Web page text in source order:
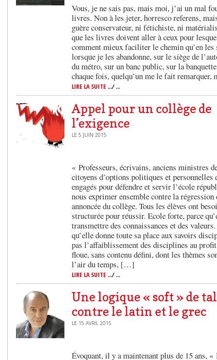
Vous, je ne sais pas, mais moi, j’ai un mal
livres. Non à les jeter, horresco referens,
guère conservateur, ni fétichiste, ni
que les livres doivent aller à ceux pour
comment mieux faciliter le chemin qu’en les
lorsque je les abandonne, sur le siège de
du métro, sur un banc public, sur la
chaque fois, quelqu’un me le fait
LIRE LA SUITE .../ ...
Appel pour un collège de
l’exigence
LE 5 JUIN 2015
« Professeurs, écrivains, anciens ministres
citoyens d’options politiques et personnelles
engagés pour défendre et servir l’école
nous exprimer ensemble contre la régression
annoncée du collège. Tous les élèves ont
structurée pour réussir. Ecole forte, parce
transmettre des connaissances et des
qu’elle donne toute sa place aux savoirs
pas l’affaiblissement des disciplines au
floue, sans contenu défini, dont les thèmes
l’air du temps, […]
LIRE LA SUITE .../ ...
Une logique « soft » de
contre le latin et le grec
LE 15 AVRIL 2015
Évoquant, il y a maintenant plus de 15 ans,